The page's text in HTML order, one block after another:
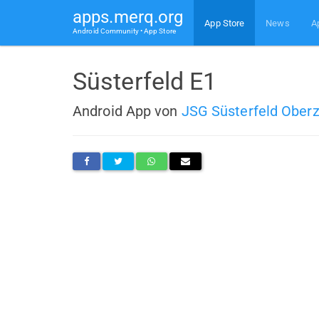
apps.merq.org
Android Community • App Store
App Store News
Süsterfeld E1
Android App von JSG Süsterfeld